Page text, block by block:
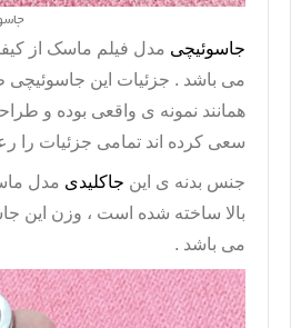
جاسوئیچی مدل فیلم ماسک از
می باشد . جزئیات این
همانند نمونه ی واقعی بوده و
سعی کرده اند تمامی جزئیات را
جنس بدنه ی این جاکلیدی مدل
می باشد .